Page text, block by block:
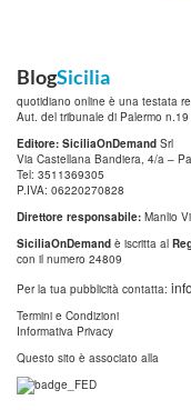
BlogSicilia
quotidiano online è una testata
Aut. del tribunale di Palermo
Editore: SiciliaOnDemand Srl
Via Castellana Bandiera, 4/a –
Tel: 3511369305
P.IVA: 06220270828
Direttore responsabile: Manlio
SiciliaOnDemand è iscritta al
con il numero 24809
Per la tua pubblicità contatta:
Termini e Condizioni
Informativa Privacy
Questo sito è associato alla